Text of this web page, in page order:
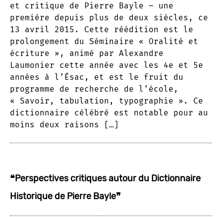
et critique de Pierre Bayle – une
première depuis plus de deux siècles, ce
13 avril 2015. Cette réédition est le
prolongement du Séminaire « Oralité et
écriture », animé par Alexandre
Laumonier cette année avec les 4e et 5e
années à l’Ésac, et est le fruit du
programme de recherche de l’école,
« Savoir, tabulation, typographie ». Ce
dictionnaire célébré est notable pour au
moins deux raisons […]
❝Perspectives critiques autour du Dictionnaire
Historique de Pierre Bayle❞